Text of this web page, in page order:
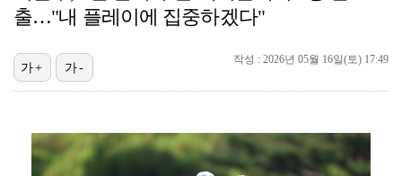
박지민 아나운서 "발리까지 갔는데…'피의 게임2' 출연…
에스파 고척돔 공연에 반가운 얼굴…아이들 미연·트와이스…
출…"내 플레이에 집중하겠다"
작성 : 2026년 05월 16일(토) 17:49
가+ 가-